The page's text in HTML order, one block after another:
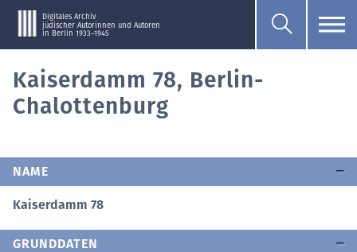
Digitales Archiv
jüdischer Autorinnen und Autoren
in Berlin 1933–1945
Kaiserdamm 78, Berlin-
Chalottenburg
NAME
Kaiserdamm 78
GRUNDDATEN